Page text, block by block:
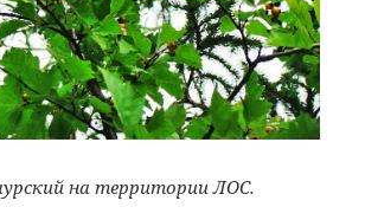
на территории ЛОС.